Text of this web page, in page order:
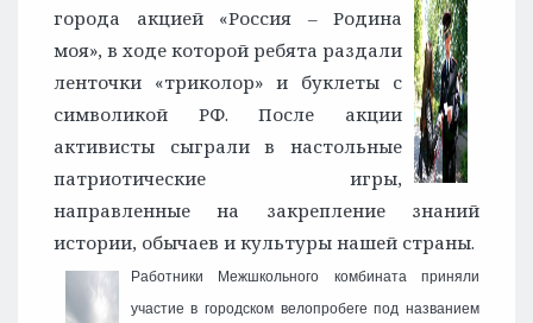
города акцией «Россия – Родина
моя», в ходе которой ребята раздали
ленточки «триколор» и буклеты с
символикой РФ. После акции
активисты сыграли в настольные
патриотические игры,
направленные на закрепление знаний
истории, обычаев и культуры нашей страны.
Работники Межшкольного комбината приняли
участие в городском велопробеге под названием